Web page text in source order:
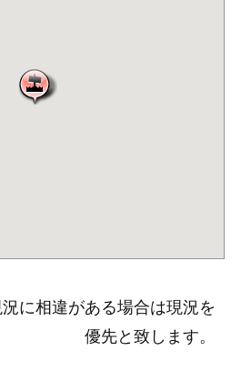
に相違がある場合は現況を
優先と致します。